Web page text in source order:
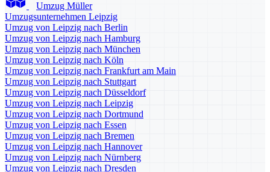
Umzug Müller
Umzugsunternehmen Leipzig
Umzug von Leipzig nach Berlin
Umzug von Leipzig nach Hamburg
Umzug von Leipzig nach München
Umzug von Leipzig nach Köln
Umzug von Leipzig nach Frankfurt am Main
Umzug von Leipzig nach Stuttgart
Umzug von Leipzig nach Düsseldorf
Umzug von Leipzig nach Leipzig
Umzug von Leipzig nach Dortmund
Umzug von Leipzig nach Essen
Umzug von Leipzig nach Bremen
Umzug von Leipzig nach Hannover
Umzug von Leipzig nach Nürnberg
Umzug von Leipzig nach Dresden